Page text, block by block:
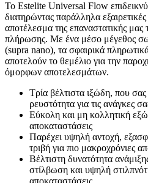
Το Estelite Universal Flow
διατηρώντας παράλληλα
αποτέλεσμα της επαναστατικής μας
πλήρωσης. Με ένα μέσο μέγεθος
(supra nano), τα σφαιρικά
αποτελούν το θεμέλιο για την
όμορφων αποτελεσμάτων.
Τρία βέλτιστα ιξώδη, που
ρευστότητα για τις ανάγκες
Εύκολη και μη κολλητική
αποκαταστάσεις
Παρέχει υψηλή αντοχή,
τριβή για πιο μακροχρόνιες
Βέλτιστη δυνατότητα
στίλβωση και υψηλή
αποκαταστάσεις